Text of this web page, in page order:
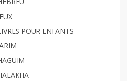
POUR ENFANTS